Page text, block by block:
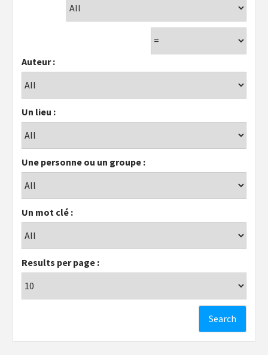
Auteur :
Un lieu :
Une personne ou un groupe :
Un mot clé :
Results per page :